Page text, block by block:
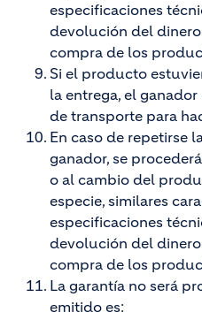
especificaciones
devolución del
compra de los
Si el producto
la entrega, el
de transporte para
En caso de repetirse
ganador, se
o al cambio del
especie, similares
especificaciones
devolución del
compra de los
La garantía no será
emitido es: